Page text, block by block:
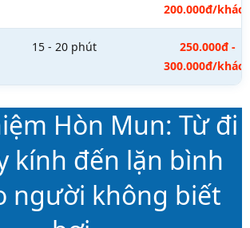
200.000đ/khách
15 - 20 phút
250.000đ -
300.000đ/khách
Hòn Mun: Từ đi
kính đến lặn bình
người không biết